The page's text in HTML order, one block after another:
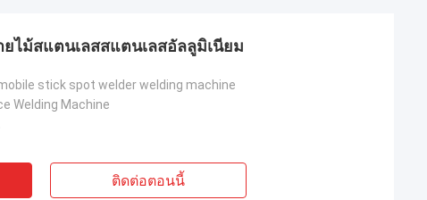
ไม้สแตนเลสสแตนเลสอัลลูมิเนียม
stick spot welder welding machine
Welding Machine
ติดต่อตอนนี้